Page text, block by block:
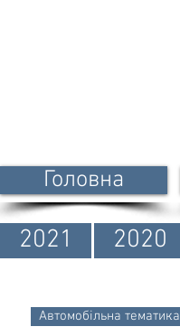
Головна
2021 2020
Автомобільна тематика